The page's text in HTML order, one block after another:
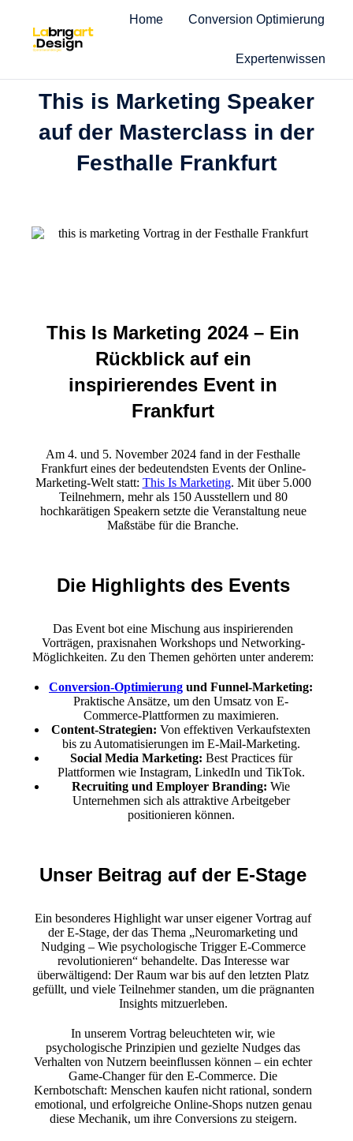
Home Conversion Optimierung
Expertenwissen
CONVERSION OPTIMIERUNG,EVENTS, LABRIGART
This is Marketing Speaker
auf der Masterclass in der
Festhalle Frankfurt
This Is Marketing 2024 – Ein
Rückblick auf ein
inspirierendes Event in
Frankfurt
Am 4. und 5. November 2024 fand in der Festhalle
Frankfurt eines der bedeutendsten Events der Online-
Marketing-Welt statt: This Is Marketing. Mit über 5.000
Teilnehmern, mehr als 150 Ausstellern und 80
hochkarätigen Speakern setzte die Veranstaltung neue
Maßstäbe für die Branche.
Die Highlights des Events
Das Event bot eine Mischung aus inspirierenden
Vorträgen, praxisnahen Workshops und Networking-
Möglichkeiten. Zu den Themen gehörten unter anderem:
Conversion-Optimierung und Funnel-Marketing:
Praktische Ansätze, um den Umsatz von E-
Commerce-Plattformen zu maximieren.
Content-Strategien: Von effektiven Verkaufstexten
bis zu Automatisierungen im E-Mail-Marketing.
Social Media Marketing: Best Practices für
Plattformen wie Instagram, LinkedIn und TikTok.
Recruiting und Employer Branding: Wie
Unternehmen sich als attraktive Arbeitgeber
positionieren können.
Unser Beitrag auf der E-Stage
Ein besonderes Highlight war unser eigener Vortrag auf
der E-Stage, der das Thema „Neuromarketing und
Nudging – Wie psychologische Trigger E-Commerce
revolutionieren“ behandelte. Das Interesse war
überwältigend: Der Raum war bis auf den letzten Platz
gefüllt, und viele Teilnehmer standen, um die prägnanten
Insights mitzuerleben.
In unserem Vortrag beleuchteten wir, wie
psychologische Prinzipien und gezielte Nudges das
Verhalten von Nutzern beeinflussen können – ein echter
Game-Changer für den E-Commerce. Die
Kernbotschaft: Menschen kaufen nicht rational, sondern
emotional, und erfolgreiche Online-Shops nutzen genau
diese Mechanik, um ihre Conversions zu steigern.